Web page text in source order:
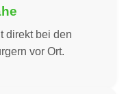
direkt bei den
vor Ort.